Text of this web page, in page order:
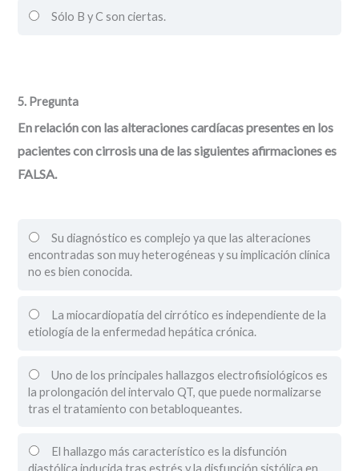
Sólo B y C son ciertas.
5. Pregunta
En relación con las alteraciones cardíacas presentes en los
pacientes con cirrosis una de las siguientes afirmaciones es
FALSA.
Su diagnóstico es complejo ya que las alteraciones
encontradas son muy heterogéneas y su implicación clínica
no es bien conocida.
La miocardiopatía del cirrótico es independiente de la
etiología de la enfermedad hepática crónica.
Uno de los principales hallazgos electrofisiológicos es
la prolongación del intervalo QT, que puede normalizarse
tras el tratamiento con betabloqueantes.
El hallazgo más característico es la disfunción